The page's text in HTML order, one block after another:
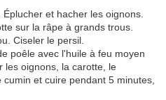
et hacher les oignons.
sur la râpe à grands trous.
Ciseler le persil.
poêle avec l'huile à feu moyen
les oignons, la carotte, le
et cuire pendant 5 minutes,